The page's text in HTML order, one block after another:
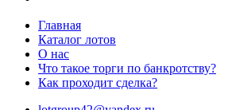
Главная
Каталог лотов
О нас
Что такое торги по банкротству?
Как проходит сделка?